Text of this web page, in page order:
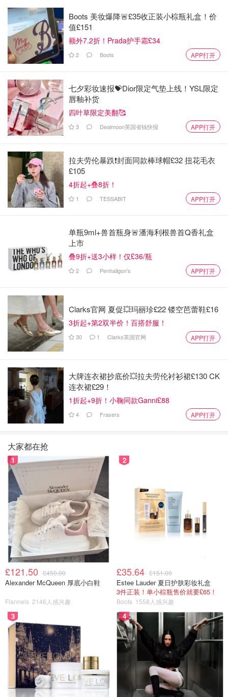
Boots 美妆爆降🚨£35收正装小棕瓶礼盒！价
值£151
额外7.2折！Prada护手霜£34
2 Boots APP打开
七夕彩妆速报💝Dior限定气垫上线！YSL限定
唇釉补货
四叶草限定美翻🥰
3 Dealmoon英国省钱快报 APP打开
拉夫劳伦暴跌❗️封面同款棒球帽£32 扭花毛衣
£105
4折起+叠8折！
1 TESSABIT APP打开
单瓶9ml+兽首瓶身🚨潘海利根兽首Q香礼盒
上市
叠9折+送3小样！仅£36/瓶
2 Penhaligon's APP打开
Clarks官网 夏促💥玛丽珍£22 镂空芭蕾鞋£16
3折起+第2双半价！百搭舒服！
30 1 Clarks英国官网 APP打开
大牌连衣裙抄底价💥拉夫劳伦衬衫裙£130 CK
连衣裙£29！
1折起+9折！小鞠同款Ganni£88
4 Frasers APP打开
大家都在抢
1
£121.50 £450.00
Alexander McQueen 厚底小白鞋
Flannels 2146人感兴趣
2
£35.64 £151.00
Estee Lauder 夏日护肤彩妆礼盒
3件正装！单小棕瓶售价就要£65！
Boots 1558人感兴趣
3 4